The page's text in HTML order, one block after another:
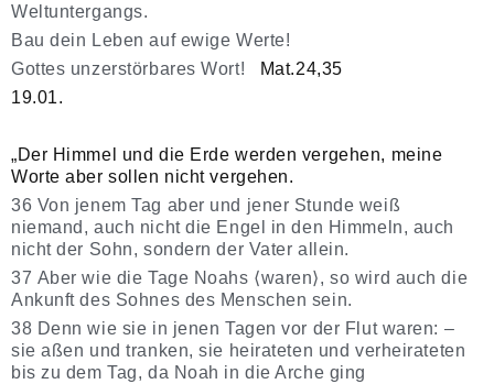
Weltuntergangs.
Bau dein Leben auf ewige Werte!
Gottes unzerstörbares Wort!
Mat.24,35
19.01.
„Der Himmel und die Erde werden vergehen, meine
Worte aber sollen nicht vergehen.
36 Von jenem Tag aber und jener Stunde weiß
niemand, auch nicht die Engel in den Himmeln, auch
nicht der Sohn, sondern der Vater allein.
37 Aber wie die Tage Noahs ⟨waren⟩, so wird auch die
Ankunft des Sohnes des Menschen sein.
38 Denn wie sie in jenen Tagen vor der Flut waren: –
sie aßen und tranken, sie heirateten und verheirateten
bis zu dem Tag, da Noah in die Arche ging